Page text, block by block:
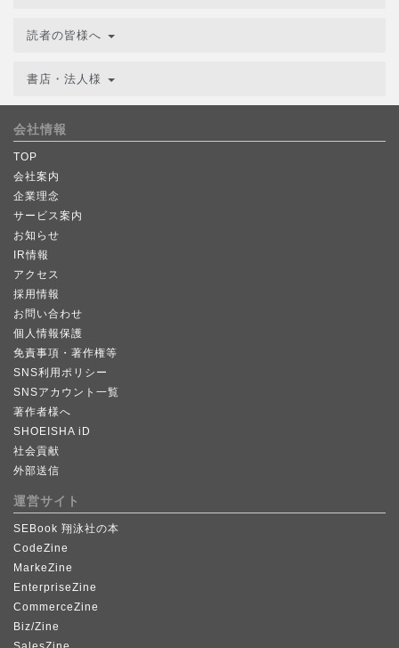
読者の皆様へ
書店・法人様
会社情報
TOP
会社案内
企業理念
サービス案内
お知らせ
IR情報
アクセス
採用情報
お問い合わせ
個人情報保護
免責事項・著作権等
SNS利用ポリシー
SNSアカウント一覧
著作者様へ
SHOEISHA iD
社会貢献
外部送信
運営サイト
SEBook 翔泳社の本
CodeZine
MarkeZine
EnterpriseZine
CommerceZine
Biz/Zine